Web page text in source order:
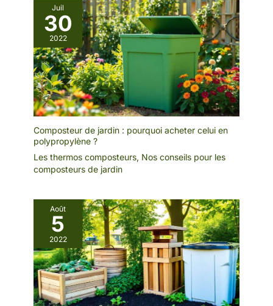
Juil
30
2022
Composteur de jardin : pourquoi acheter celui en
polypropylène ?
Les thermos composteurs, Nos conseils pour les
composteurs de jardin
Août
5
2022